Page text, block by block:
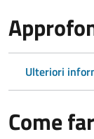
Ulteriori
Come